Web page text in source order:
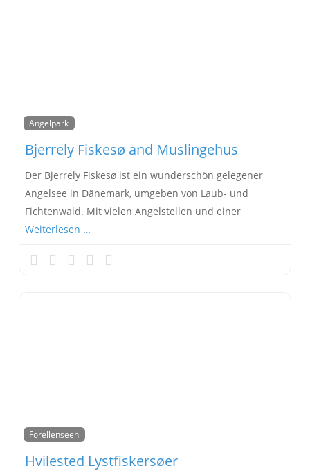
Angelpark
Bjerrely Fiskesø and Muslingehus
Der Bjerrely Fiskesø ist ein wunderschön gelegener
Angelsee in Dänemark, umgeben von Laub- und
Fichtenwald. Mit vielen Angelstellen und einer
Weiterlesen …
Forellenseen
Hvilested Lystfiskersøer